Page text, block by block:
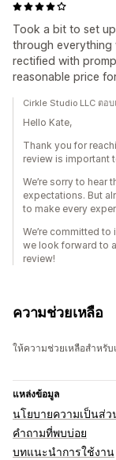
Took a bit to set
through everything
rectified with
reasonable price
Cirkle Studio LLC ตอ
Hello Kate,
Thank you for
review is important
We’re sorry to hear
expectations. But
to make every
We’re committed
we look forward to
review!
ความช่วยเหลือ
ให้ความช่วยเหลือสำหรั
แหล่งข้อมูล
นโยบายความเป็นส่ว
คำถามที่พบบ่อย
บทแนะนำการใช้งาน